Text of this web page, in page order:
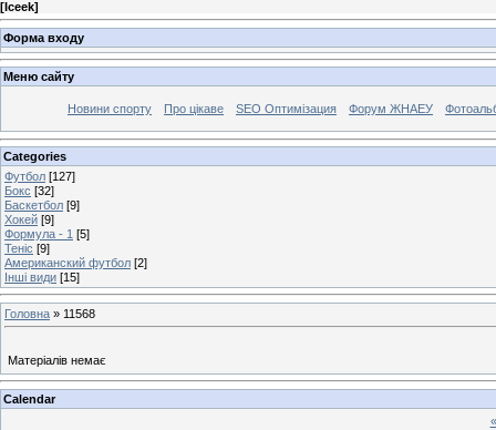
[Iceek]
Форма входу
Меню сайту
Новини спорту Про цікаве SEO Оптимізация Форум ЖНАЕУ
Categories
Футбол [127]
Бокс [32]
Баскетбол [9]
Хокей [9]
Формула - 1 [5]
Теніс [9]
Американский футбол [2]
Інші види [15]
Головна » 11568
Матеріалів немає
Calendar
«